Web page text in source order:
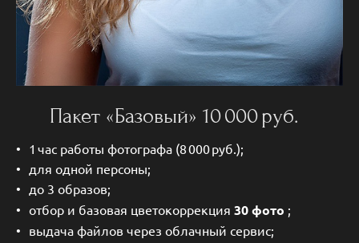
Пакет «Базовый» 10 000 руб.
1 час работы фотографа (8 000 руб.);
для одной персоны;
до 3 образов;
отбор и базовая цветокоррекция 30 фото ;
выдача файлов через облачный сервис;